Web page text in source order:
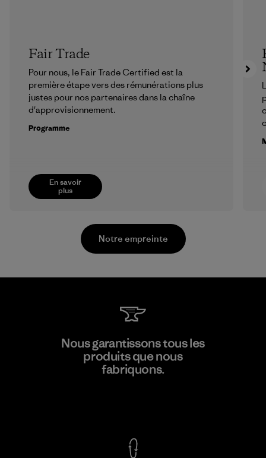
En savoir
plus
Fair Trade
Pour nous, le Fair Trade Certified est la
première étape vers des rémunérations plus
justes pour nos partenaires dans la chaîne
d'approvisionnement.
Programme
Downlite
Material-supplier
Notre empreinte
Nous garantissons tous les
produits que nous
fabriquons.